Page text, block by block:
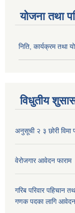
योजना तथा
निति, कार्यक्रम तथा
विधुतीय
अनुसूची २ ३ छोरी विमा
वेरोजगार आवेदन फाराम
गरिब परिवार पहिचान
गणक पदका लागि आवेदन